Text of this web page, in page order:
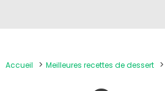
Accueil Meilleures recettes de dessert